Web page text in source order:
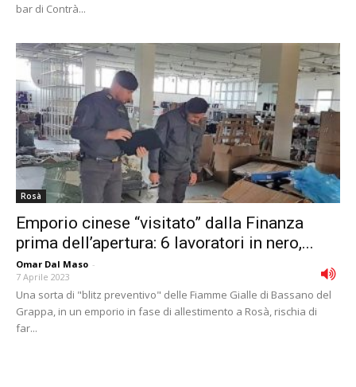
bar di Contrà...
Rosà
Emporio cinese “visitato” dalla Finanza
prima dell’apertura: 6 lavoratori in nero,...
Omar Dal Maso -
7 Aprile 2023
Una sorta di "blitz preventivo" delle Fiamme Gialle di Bassano del
Grappa, in un emporio in fase di allestimento a Rosà, rischia di
far...